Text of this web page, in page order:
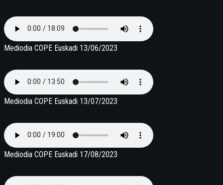
Mediodia COPE Euskadi 13/06/2023
Mediodia COPE Euskadi 13/07/2023
Mediodia COPE Euskadi 17/08/2023